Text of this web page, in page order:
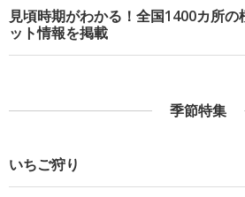
見頃時期がわかる！全国1400カ所
ット情報を掲載
季節特集
いちご狩り